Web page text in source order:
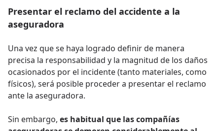
Presentar el reclamo del accidente a la
aseguradora
Una vez que se haya logrado definir de manera
precisa la responsabilidad y la magnitud de los daños
ocasionados por el incidente (tanto materiales, como
físicos), será posible proceder a presentar el reclamo
ante la aseguradora.
Sin embargo, es habitual que las compañías